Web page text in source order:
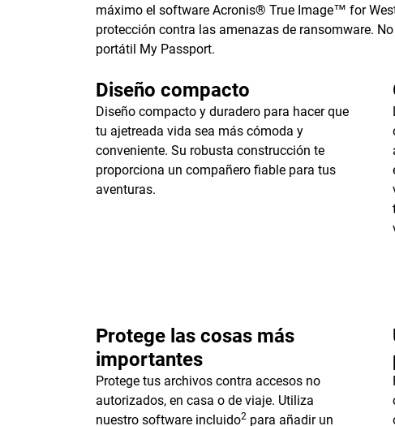
máximo el software Acronis® True Image™ for
protección contra las amenazas de ransomware.
portátil My Passport.
Diseño compacto
Diseño compacto y duradero para hacer que
tu ajetreada vida sea más cómoda y
conveniente. Su robusta construcción te
proporciona un compañero fiable para tus
aventuras.
Protege las cosas más
importantes
Protege tus archivos contra accesos no
autorizados, en casa o de viaje. Utiliza
nuestro software incluido2 para añadir un